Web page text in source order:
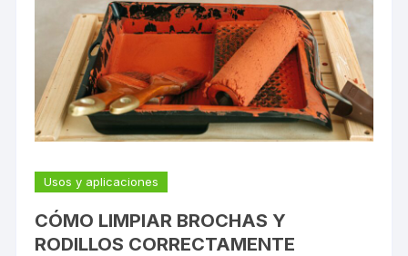
Usos y aplicaciones
CÓMO LIMPIAR BROCHAS Y
RODILLOS CORRECTAMENTE